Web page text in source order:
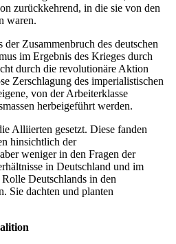
zurückkehrend, in die sie von den
waren.
der Zusammenbruch des deutschen
im Ergebnis des Krieges durch
durch die revolutionäre Aktion
Zerschlagung des imperialistischen
von der Arbeiterklasse
herbeigeführt werden.
Alliierten gesetzt. Diese fanden
hinsichtlich der
weniger in den Fragen der
in Deutschland und im
Deutschlands in den
Sie dachten und planten